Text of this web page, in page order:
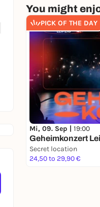
You might
PICK OF THE DAY
Mi, 09. Sep | 19:00
Geheimkonzert
Secret location
24,50 to 29,90 €